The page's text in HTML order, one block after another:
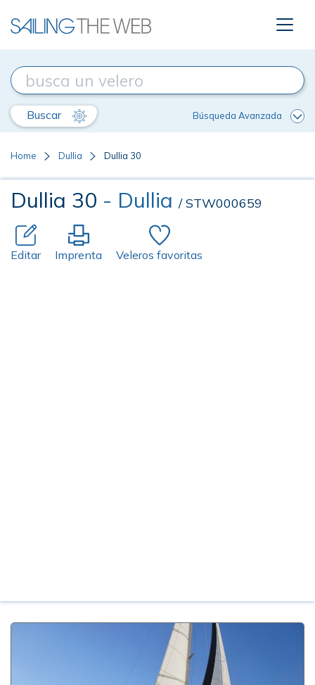
Buscar Búsqueda Avanzada
Home Dullia Dullia 30
Dullia 30 - Dullia / STW000659
Editar Imprenta Veleros favoritas